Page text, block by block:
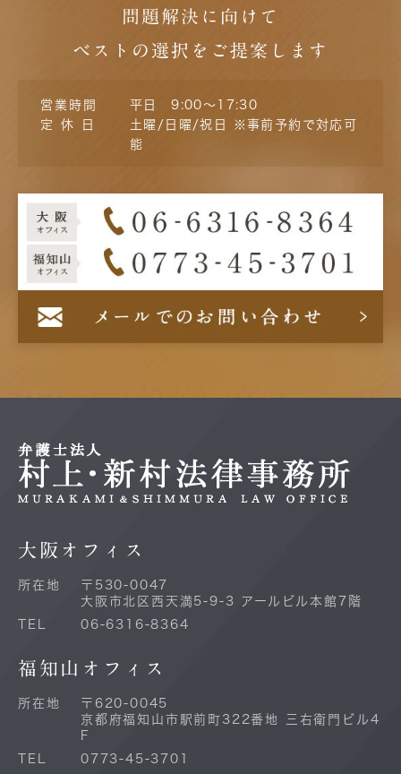
問題解決に向けて
ベストの選択をご提案します
営業時間
平日 9:00～17:30
定 休 日
土曜/日曜/祝日 ※事前予約で対応可
能
大阪オフィス
所在地
〒530-0047
大阪市北区西天満5-9-3 アールビル本館7階
TEL
06-6316-8364
福知山オフィス
所在地
〒620-0045
京都府福知山市駅前町322番地 三右衛門ビル4
F
TEL
0773-45-3701